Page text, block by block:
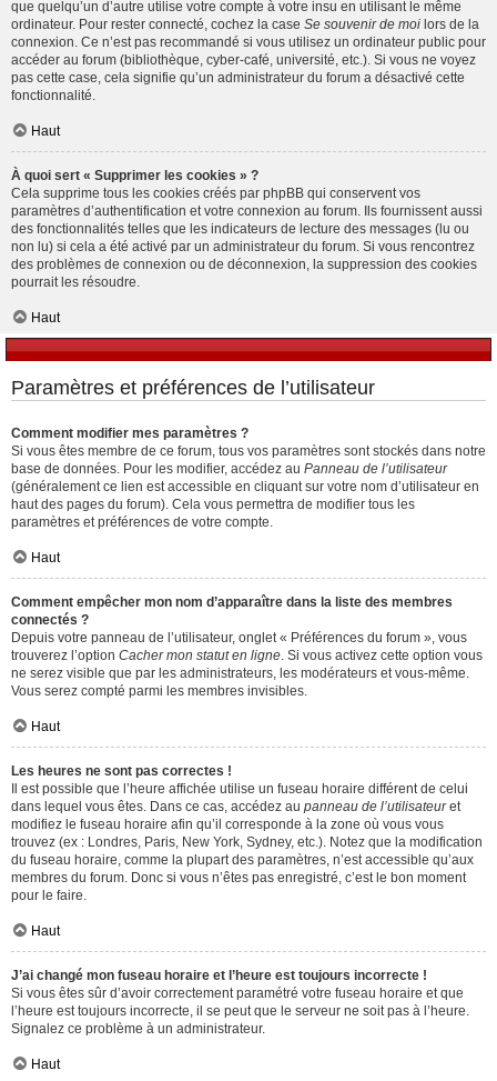
que quelqu’un d’autre utilise votre compte à votre insu en utilisant le même
ordinateur. Pour rester connecté, cochez la case Se souvenir de moi lors de la
connexion. Ce n’est pas recommandé si vous utilisez un ordinateur public pour
accéder au forum (bibliothèque, cyber-café, université, etc.). Si vous ne voyez
pas cette case, cela signifie qu’un administrateur du forum a désactivé cette
fonctionnalité.
Haut
À quoi sert « Supprimer les cookies » ?
Cela supprime tous les cookies créés par phpBB qui conservent vos
paramètres d’authentification et votre connexion au forum. Ils fournissent aussi
des fonctionnalités telles que les indicateurs de lecture des messages (lu ou
non lu) si cela a été activé par un administrateur du forum. Si vous rencontrez
des problèmes de connexion ou de déconnexion, la suppression des cookies
pourrait les résoudre.
Haut
Paramètres et préférences de l’utilisateur
Comment modifier mes paramètres ?
Si vous êtes membre de ce forum, tous vos paramètres sont stockés dans notre
base de données. Pour les modifier, accédez au Panneau de l’utilisateur
(généralement ce lien est accessible en cliquant sur votre nom d’utilisateur en
haut des pages du forum). Cela vous permettra de modifier tous les
paramètres et préférences de votre compte.
Haut
Comment empêcher mon nom d’apparaître dans la liste des membres
connectés ?
Depuis votre panneau de l’utilisateur, onglet « Préférences du forum », vous
trouverez l’option Cacher mon statut en ligne . Si vous activez cette option vous
ne serez visible que par les administrateurs, les modérateurs et vous-même.
Vous serez compté parmi les membres invisibles.
Haut
Les heures ne sont pas correctes !
Il est possible que l’heure affichée utilise un fuseau horaire différent de celui
dans lequel vous êtes. Dans ce cas, accédez au panneau de l’utilisateuret
modifiez le fuseau horaire afin qu’il corresponde à la zone où vous vous
trouvez (ex : Londres, Paris, New York, Sydney, etc.). Notez que la modification
du fuseau horaire, comme la plupart des paramètres, n’est accessible qu’aux
membres du forum. Donc si vous n’êtes pas enregistré, c’est le bon moment
pour le faire.
Haut
J’ai changé mon fuseau horaire et l’heure est toujours incorrecte !
Si vous êtes sûr d’avoir correctement paramétré votre fuseau horaire et que
l’heure est toujours incorrecte, il se peut que le serveur ne soit pas à l’heure.
Signalez ce problème à un administrateur.
Haut